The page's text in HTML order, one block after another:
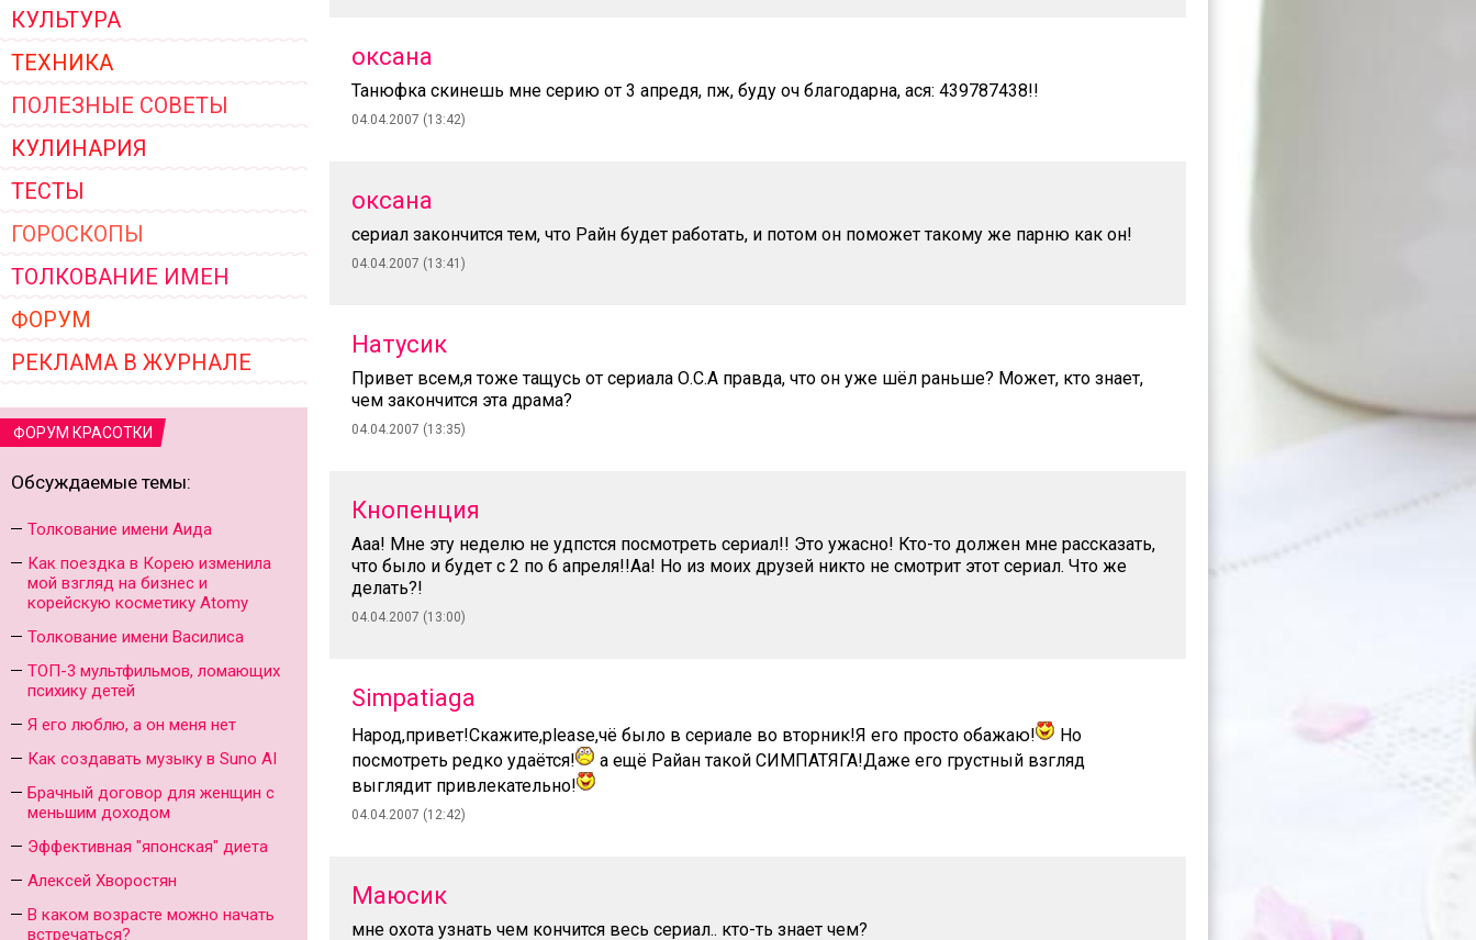
КУЛЬТУРА
ТЕХНИКА
ПОЛЕЗНЫЕ СОВЕТЫ
КУЛИНАРИЯ
ТЕСТЫ
ГОРОСКОПЫ
ТОЛКОВАНИЕ ИМЕН
ФОРУМ
РЕКЛАМА В ЖУРНАЛЕ
ФОРУМ КРАСОТКИ
Обсуждаемые темы:
Толкование имени Аида
Как поездка в Корею изменила
мой взгляд на бизнес и
корейскую косметику Atomy
Толкование имени Василиса
ТОП-3 мультфильмов, ломающих
психику детей
Я его люблю, а он меня нет
Как создавать музыку в Suno AI
Брачный договор для женщин с
меньшим доходом
Эффективная "японская" диета
Алексей Хворостян
В каком возрасте можно начать
встречаться?
оксана
Танюфка скинешь мне серию от 3 апредя, пж, буду оч благодарна, ася: 439787438!!
04.04.2007 (13:42)
оксана
сериал закончится тем, что Райн будет работать, и потом он поможет такому же парню как он!
04.04.2007 (13:41)
Натусик
Привет всем,я тоже тащусь от сериала О.С.А правда, что он уже шёл раньше? Может, кто знает,
чем закончится эта драма?
04.04.2007 (13:35)
Кнопенция
Ааа! Мне эту неделю не удпстся посмотреть сериал!! Это ужасно! Кто-то должен мне рассказать,
что было и будет с 2 по 6 апреля!!Аа! Но из моих друзей никто не смотрит этот сериал. Что же
делать?!
04.04.2007 (13:00)
Simpatiaga
Народ,привет!Скажите,please,чё было в сериале во вторник!Я его просто обажаю!
Но
посмотреть редко удаётся!
а ещё Райан такой СИМПАТЯГА!Даже его грустный взгляд
выглядит привлекательно!
04.04.2007 (12:42)
Маюсик
мне охота узнать чем кончится весь сериал.. кто-ть знает чем?